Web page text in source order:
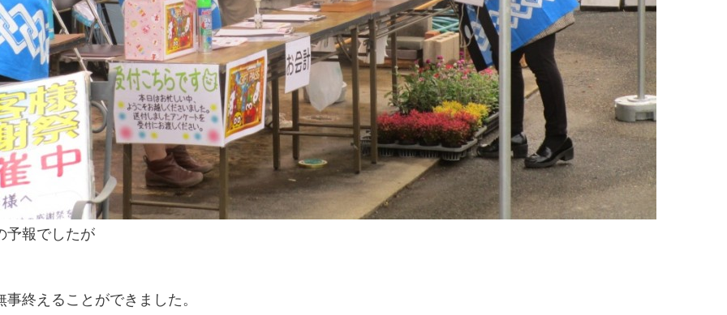
予報でしたが
事終えることができました。